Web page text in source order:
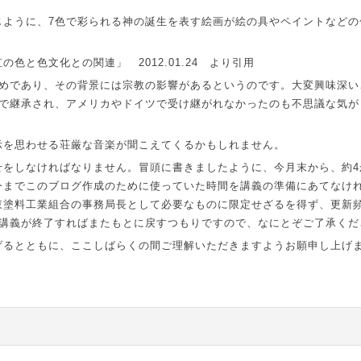
うに、 7色で彩られる神の誕生を表す絵画が絵の具やペイントなど
色と色文化との関連」 2012.01.24 より引用
であり、その背景には宗教の影響があるというのです。大変興味深
継承され、アメリカやドイツで受け継がれなかったのも不思議な気
思わせる荘厳な音楽が聞こえてくるかもしれません。
しなければなりません。冒頭に書きましたように、今月末から、約4
でこのブログ作成のために使っていた時間を講義の準備にあてなけ
料工業組合の事務局長として必要なものに限定せざるを得ず、更新
義が終了すればまたもとに戻すつもりですので、なにとぞご了承く
とともに、ここしばらくの間ご理解いただきますようお願申し上げ